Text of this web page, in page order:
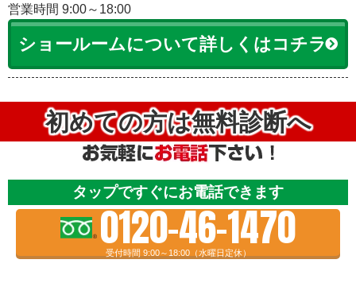
営業時間 9:00～18:00
ショールームについて詳しくはコチラ
初めての方は無料診断へ
タップですぐにお電話できます
0120-46-1470
受付時間 9:00～18:00（水曜日定休）